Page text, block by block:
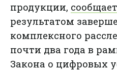
продукции, сообщает
результатом
комплексного
почти два года в
Закона о цифровых